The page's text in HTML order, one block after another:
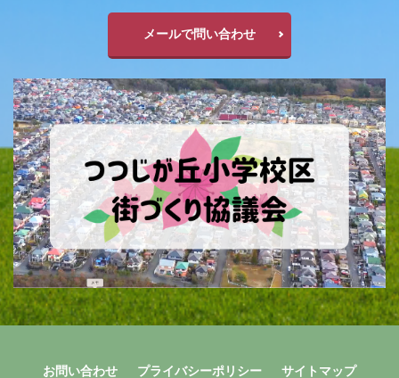
メールで問い合わせ
お問い合わせ プライバシーポリシー サイトマップ